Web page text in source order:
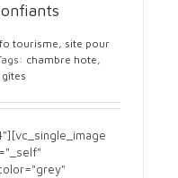
confiants
tourisme, site pour
chambre hote,